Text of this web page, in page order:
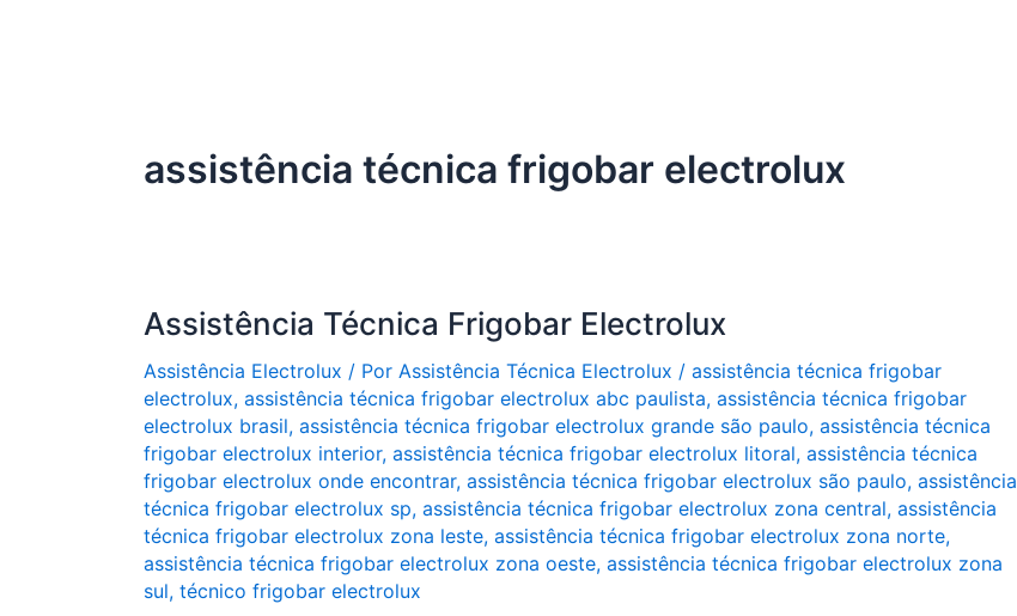
assistência técnica frigobar electrolux
Assistência Técnica Frigobar Electrolux
Assistência Electrolux / Por Assistência Técnica Electrolux / assistência técnica frigobar
electrolux, assistência técnica frigobar electrolux abc paulista, assistência técnica frigobar
electrolux brasil, assistência técnica frigobar electrolux grande são paulo, assistência técnica
frigobar electrolux interior, assistência técnica frigobar electrolux litoral, assistência técnica
frigobar electrolux onde encontrar, assistência técnica frigobar electrolux são paulo, assistência
técnica frigobar electrolux sp, assistência técnica frigobar electrolux zona central, assistência
técnica frigobar electrolux zona leste, assistência técnica frigobar electrolux zona norte,
assistência técnica frigobar electrolux zona oeste, assistência técnica frigobar electrolux zona
sul, técnico frigobar electrolux